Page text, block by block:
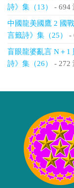
詩》集（13）
- 694
中國龍美國鷹 2 國
言籤詩》集（25）
-
盲眼龍婆亂言 N＋1
詩》集（26）
- 272